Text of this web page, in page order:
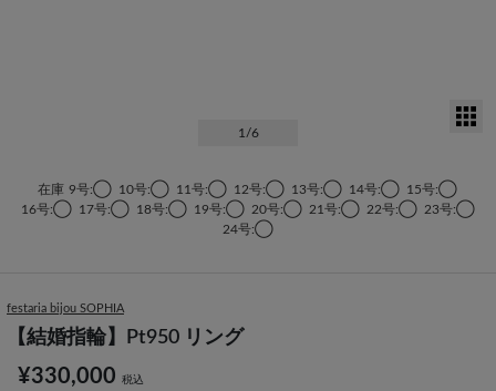
1 /6
在庫 9号:◯ 10号:◯ 11号:◯ 12号:◯ 13号:◯ 14号:◯ 15号:◯
16号:◯ 17号:◯ 18号:◯ 19号:◯ 20号:◯ 21号:◯ 22号:◯ 23号:◯
24号:◯
festaria bijou SOPHIA
【結婚指輪】Pt950 リング
¥330,000 税込